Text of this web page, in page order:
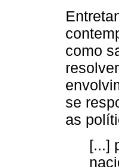
como
se
as
[...]